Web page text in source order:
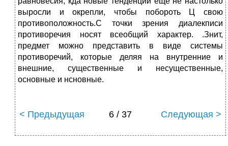
выросли и окрепли, чтобы побороть Ц свою
противоположность.С точки зрения диалекписи
противоречия носят всеобщий характер. .Знит,
предмет можно представить в виде системы
противоречий, которые деляя на внутренние и
внешние, существенные и несущественные,
основные и нсновные.
< Предыдущая 6 / 37 Следующая >